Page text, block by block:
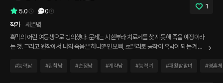
5.0
0
1
작가
새별녘
흑막의 어린 여동생으로 빙의했다. 문제는 시한부라 치료제를 찾지 못해 죽을 예정이라
는 것. 그리고 원작에서 나의 죽음은 하나뿐인 오빠, 로벨리토 공작이 흑막이 되는 계기
주었다. 그렇게 평화로운 삶을 이어 가는 중, 우연히 다리를 다친 토끼를 줍게 되는데….
#능력남 #집착남 #순정남 #계략남 #능력녀 #쾌활발랄녀 #영혼